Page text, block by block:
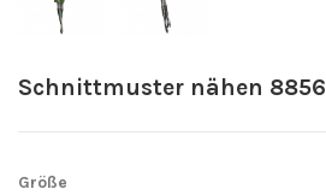
Schnittmuster nähen 8856
Größe